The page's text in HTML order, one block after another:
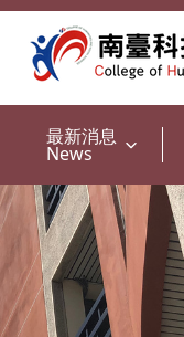
最新消息
News